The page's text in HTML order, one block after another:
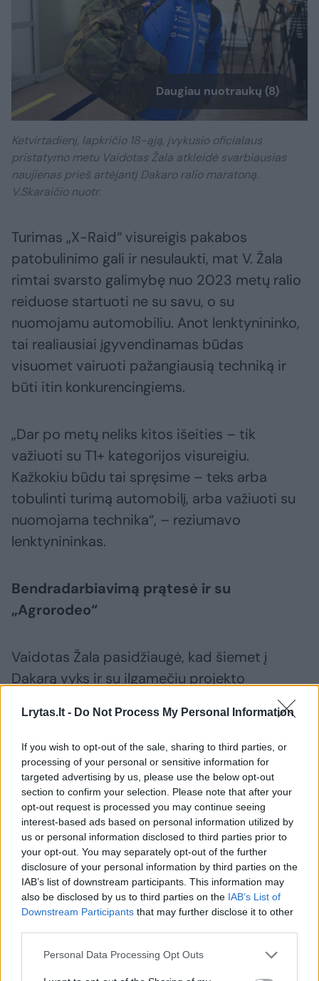
Lrytas.lt - Do Not Process My Personal Information
If you wish to opt-out of the sale, sharing to third parties, or
processing of your personal or sensitive information for
targeted advertising by us, please use the below opt-out
section to confirm your selection. Please note that after your
opt-out request is processed you may continue seeing
interest-based ads based on personal information utilized by
us or personal information disclosed to third parties prior to
your opt-out. You may separately opt-out of the further
disclosure of your personal information by third parties on the
IAB’s list of downstream participants. This information may
also be disclosed by us to third parties on the IAB’s List of
Downstream Participants that may further disclose it to other
Personal Data Processing Opt Outs
Daugiau nuotraukų (8)
Ketvirtadienį, lapkričio 18-ąją, įvykusio oficialaus
pristatymo metu Vaidotas Žala atkleidė svarbiausias
naujienas prieš artėjantį Dakaro ralio maratoną.
V.Skaraičio nuotr.
Turimas „X-Raid“ visureigis pakabos
patobulinimo gali ir nesulaukti, mat V. Žala
rimtai svarsto galimybę nuo 2023 metų ralio
reiduose startuoti ne su savu, o su
nuomojamu automobiliu. Anot lenktynininko,
tai realiausiai įgyvendinamas būdas
visuomet vairuoti pažangiausią techniką ir
būti itin konkurencingiems.
„Dar po metų neliks kitos išeities – tik
važiuoti su T1+ kategorijos visureigiu.
Kažkokiu būdu tai spręsime – teks arba
tobulinti turimą automobilį, arba važiuoti su
nuomojama technika“, – reziumavo
lenktynininkas.
Bendradarbiavimą prątesė ir su
„Agrorodeo“
Vaidotas Žala pasidžiaugė, kad šiemet į
Dakarą vyks ir su ilgamečiu projekto
partneriu „Agrorodeo“. „Labai vertiname jau
septintus metus trunkančią partnerystę su
grūdų prekybos lyderiais „Agrorodeo“, kurie
nuo pat projekto pradžios nešė pagrindinę
komandos finansavimo naštą.
Susiję straipsniai